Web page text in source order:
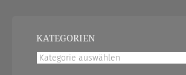
KATEGORIEN
Kategorien